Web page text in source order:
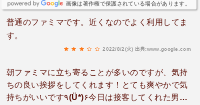
画像は著作権で保護されている場合があります。
普通のファミマです。近くなのでよく利用してま
す。
2022/8/2(火) 出典:www.google.com
朝ファミマに立ち寄ることが多いのですが、気持
ちの良い挨拶をしてくれます！とても爽やかで気
持ちがいいです٩(Ü*)۶今日は接客してくれた男の